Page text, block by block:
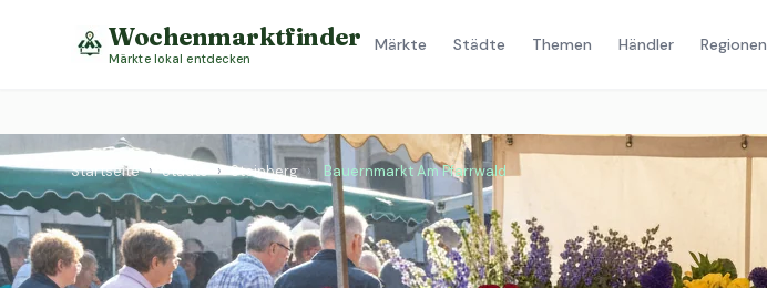
Wochenmarktfinder
Märkte lokal entdecken
Märkte Städte Themen Händler Regionen
Startseite › Städte › Steinberg › Bauernmarkt Am Pfarrwald